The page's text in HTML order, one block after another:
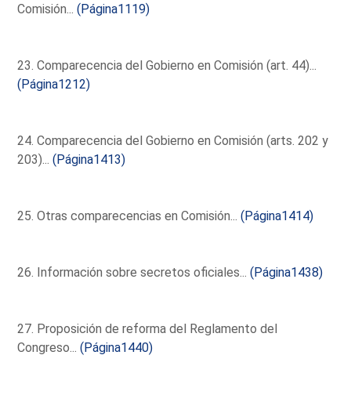
Comisión...(Página1119)
23. Comparecencia del Gobierno en Comisión (art. 44)...
(Página1212)
24. Comparecencia del Gobierno en Comisión (arts. 202 y
203)...(Página1413)
25. Otras comparecencias en Comisión...(Página1414)
26. Información sobre secretos oficiales...(Página1438)
27. Proposición de reforma del Reglamento del
Congreso...(Página1440)